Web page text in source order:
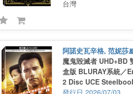
音效：
Dolby TRUE HD 5.1
DTS-HD 5.1
片長：約105分鐘
台灣
阿諾史瓦辛格, 范妮莎
魔鬼毀滅者 UHD+BD
盒版 BLURAY系統／
2 Disc UCE
2026/07/03